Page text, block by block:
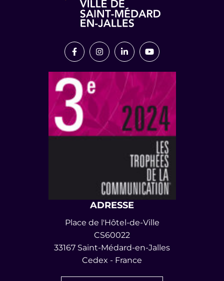
Lien vers le compte Facebook
Lien vers le compte Instagram
Lien vers le compte
Lien vers la
ADRESSE
Place de l'Hôtel-de-Ville
CS60022
33167 Saint-Médard-en-Jalles
Cedex - France